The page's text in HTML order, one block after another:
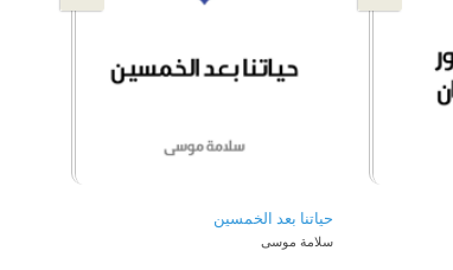
حياتنا بعد الخمسين
سلامة موسى